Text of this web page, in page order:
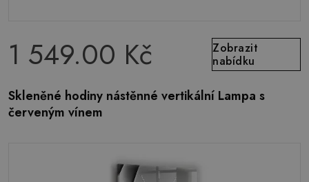
1 549.00 Kč
Zobrazit
nabídku
Skleněné hodiny nástěnné vertikální Lampa s
červeným vínem